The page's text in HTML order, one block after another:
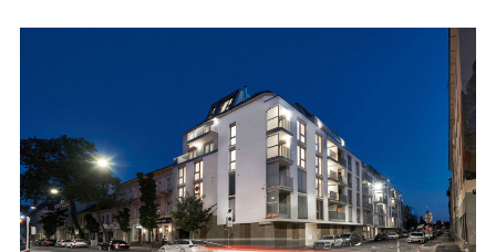
Unterschriften. Dieses Objekt wird Ihnen unverbindlich und
Angaben basieren auf Informationen und Unterlagen des
Eigentümers und sind unsererseits ohne Gewähr.
Als Vermittlungshonorar gelten die allgemeinen
Geschäftsbedingungen und die Verordnung für
Immobilienmakler des BM für Handel, Gewerbe und
Industrie, BGBL. 297/1996. Für den Fall, dass es